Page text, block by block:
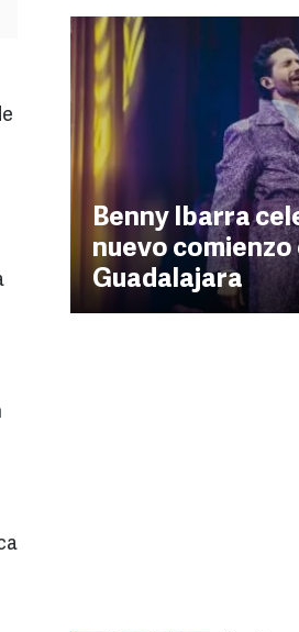
Benny Ibarra
nuevo comienzo
Guadalajara